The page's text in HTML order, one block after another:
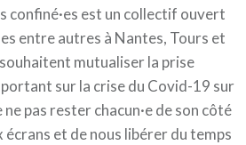
confiné·es est un collectif ouvert
entre autres à Nantes, Tours et
mutualiser la prise
sur la crise du Covid-19 sur
pas rester chacun·e de son côté
écrans et de nous libérer du temps